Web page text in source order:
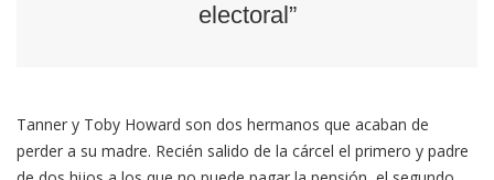
electoral”
Tanner y Toby Howard son dos hermanos que acaban de
perder a su madre. Recién salido de la cárcel el primero y padre